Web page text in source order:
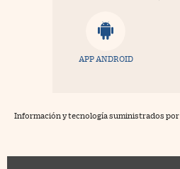
APP ANDROID
Información y tecnología suministrados por